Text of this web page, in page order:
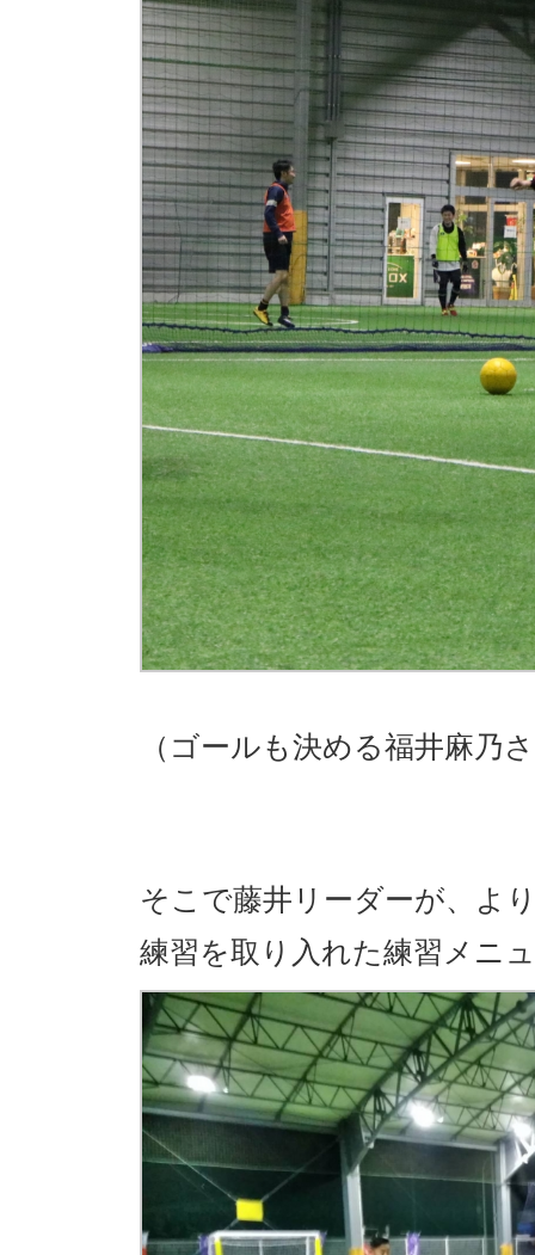
（ゴールも決める福井麻乃
そこで藤井リーダーが、よ
練習を取り入れた練習メニ